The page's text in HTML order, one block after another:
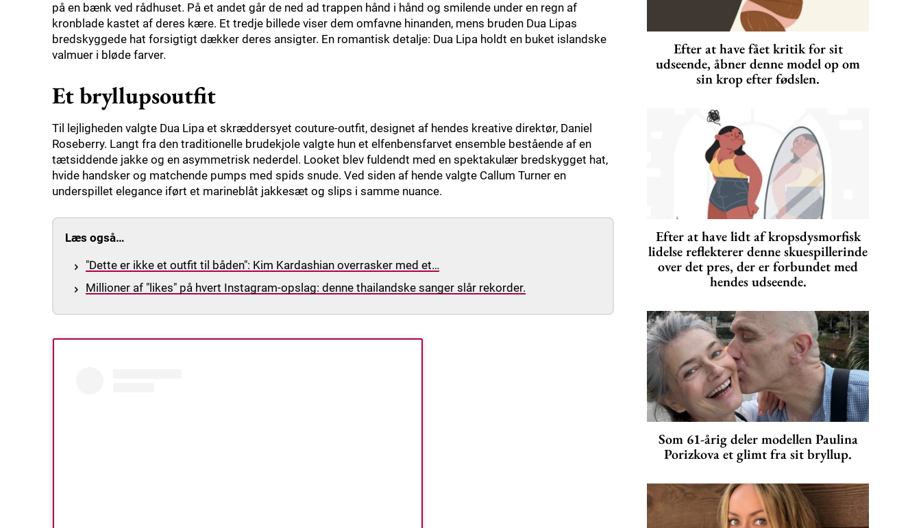
på en bænk ved rådhuset. På et andet går de ned ad trappen hånd i hånd og smilende under en regn af
kronblade kastet af deres kære. Et tredje billede viser dem omfavne hinanden, mens bruden Dua Lipas
bredskyggede hat forsigtigt dækker deres ansigter. En romantisk detalje: Dua Lipa holdt en buket islandske
valmuer i bløde farver.
Et bryllupsoutfit
Til lejligheden valgte Dua Lipa et skræddersyet couture-outfit, designet af hendes kreative direktør, Daniel
Roseberry. Langt fra den traditionelle brudekjole valgte hun et elfenbensfarvet ensemble bestående af en
tætsiddende jakke og en asymmetrisk nederdel. Looket blev fuldendt med en spektakulær bredskygget hat,
hvide handsker og matchende pumps med spids snude. Ved siden af hende valgte Callum Turner en
underspillet elegance iført et marineblåt jakkesæt og slips i samme nuance.
Læs også…
"Dette er ikke et outfit til båden": Kim Kardashian overrasker med et…
Millioner af "likes" på hvert Instagram-opslag: denne thailandske sanger slår rekorder.
Efter at have fået kritik for sit
udseende, åbner denne model op om
sin krop efter fødslen.
Efter at have lidt af kropsdysmorfisk
lidelse reflekterer denne skuespillerinde
over det pres, der er forbundet med
hendes udseende.
Som 61-årig deler modellen Paulina
Porizkova et glimt fra sit bryllup.